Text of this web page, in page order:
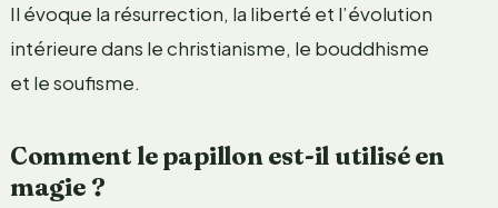
Il évoque la résurrection, la liberté et l’évolution
intérieure dans le christianisme, le bouddhisme
et le soufisme.
Comment le papillon est-il utilisé en
magie ?